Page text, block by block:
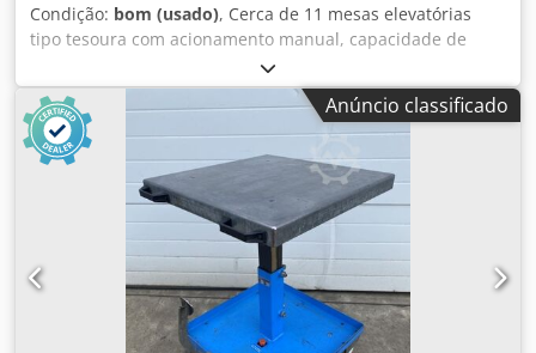
Condição: bom (usado), Cerca de 11 mesas elevatórias
tipo tesoura com acionamento manual, capacidade de
carga de 150 kg, 740x450 mm – usadas – Preço por
unidade, ex-armazenagem: apenas 195€ (líquido)!
Fabricante: HanseLifter Tipo: Mesa elevatória tipo tesoura
com acionamento manual Ano de fabrico: desconhecido
Capacidade de carga: 150 kg Dimensões da plataforma (C x
L): 740x450 mm Elevação: manual por pedal de pé Tesoura
simples Altura máxima de elevação a partir do solo: aprox.
74 cm 2 rodas direcionais e 2 rodas fixas em poliuretano
Rodas direcionais com travão Altura da pega: 935 mm
Comprimento: aprox. 1 m Peso próprio: aprox. 48 kg Preço
novo: aprox. 485€ Dsdpfxowxwcts Afvokr Estado: bom
Disponível: imediato Localização: armazém Frankenberg
Anúncio classificado